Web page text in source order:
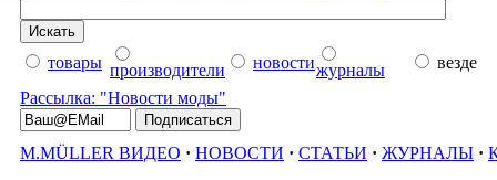
товары производители новостижурналы
везде
Рассылка: "Новости моды"
M.MÜLLER ВИДЕО · НОВОСТИ · СТАТЬИ · ЖУРНАЛЫ ·